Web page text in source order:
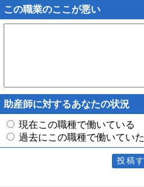
この職業のここが悪い
助産師に対するあなたの状況
現在この職種で働いている
過去にこの職種で働いていた